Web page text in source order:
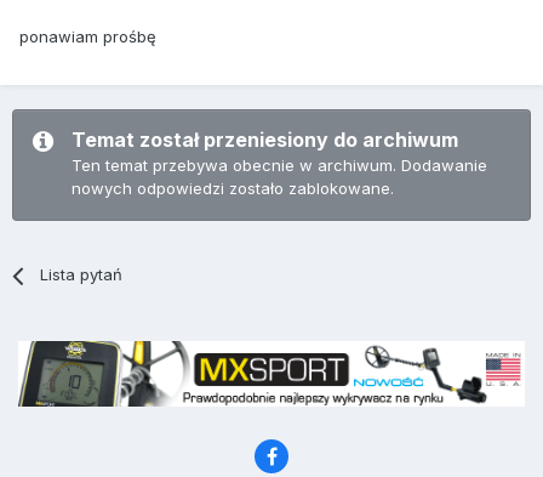
ponawiam prośbę
Temat został przeniesiony do archiwum
Ten temat przebywa obecnie w archiwum. Dodawanie
nowych odpowiedzi zostało zablokowane.
Lista pytań